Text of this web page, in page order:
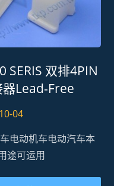
SERIS 双排4PIN
Lead-Free
04
电动机车电动汽车本
途可运用
灯动态连接器